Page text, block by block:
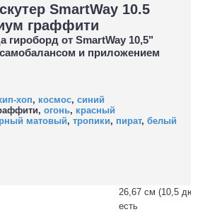
SmartWay 10.5
граффити
гироборд от SmartWay 10,5"
и приложением
хоп, космос, синий
огонь, красный
матовый, тропики, пират, белый
26,67 см (10,5
есть